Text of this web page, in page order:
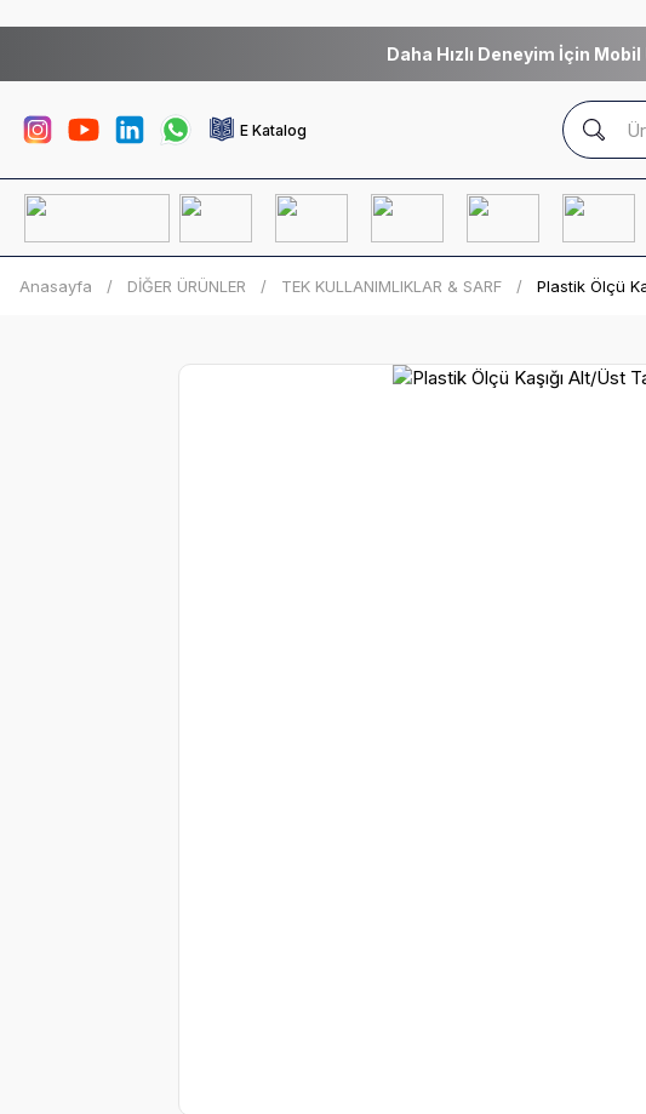
Daha Hızlı Deneyim İçin
E Katalog
Anasayfa DİĞER ÜRÜNLER TEK KULLANIMLIKLAR & SARF Plastik Ölçü